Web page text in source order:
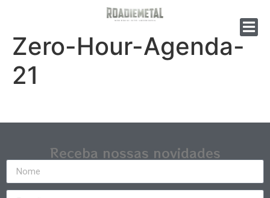
Zero-Hour-Agenda-
21
Receba nossas novidades